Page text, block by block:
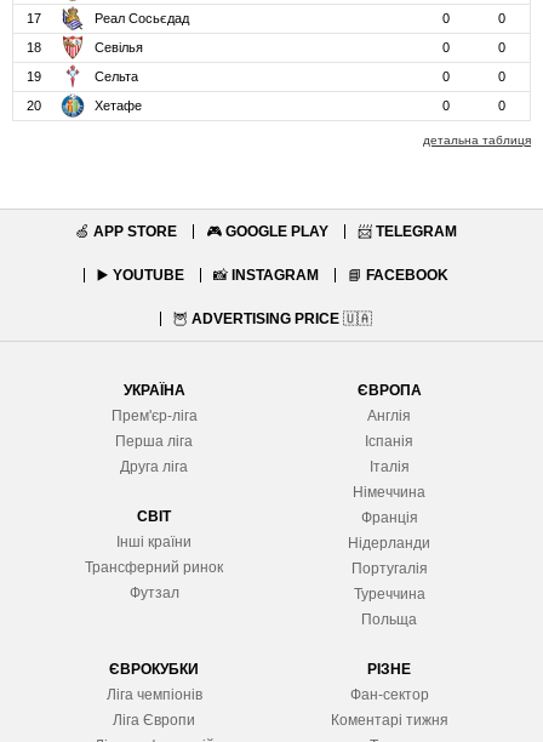
17
Реал Сосьєдад 0
0
18
Севілья 0
0
19
Сельта 0
0
20
Хетафе 0 0
детальна таблиця
🍏 APP STORE 🎮 GOOGLE PLAY 📨 TELEGRAM
▶️ YOUTUBE 📸 INSTAGRAM 📘 FACEBOOK
🦉 ADVERTISING PRICE 🇺🇦
УКРАЇНА
Прем'єр-ліга
Перша ліга
Друга ліга
СВІТ
Інші країни
Трансферний ринок
Футзал
ЄВРОПА
Англія
Іспанія
Італія
Німеччина
Франція
Нідерланди
Португалія
Туреччина
Польща
ЄВРОКУБКИ
Ліга чемпіонів
Ліга Європи
РІЗНЕ
Фан-сектор
Коментарі тижня